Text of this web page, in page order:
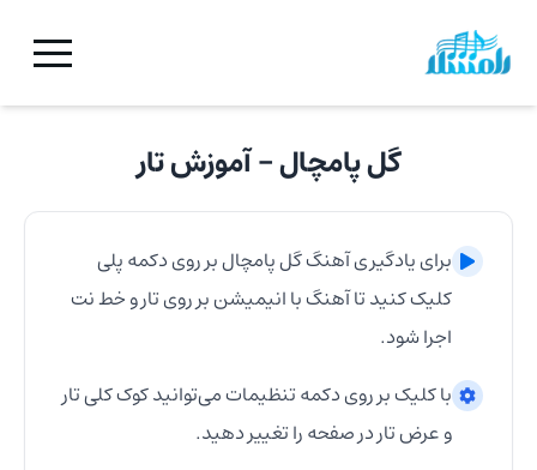
گل پامچال- آموزشتار
برای یادگیری آهنگگل پامچالبر روی دکمه پلی
کلیک کنید تا آهنگ با انیمیشن بر رویتارو خط نت
اجرا شود.
با کلیک بر روی دکمه تنظیمات می‌توانید کوک کلیتار
و عرضتاردر صفحه را تغییر دهید.